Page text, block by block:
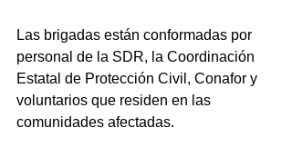
Las brigadas están conformadas por
personal de la SDR, la Coordinación
Estatal de Protección Civil, Conafor y
voluntarios que residen en las
comunidades afectadas.